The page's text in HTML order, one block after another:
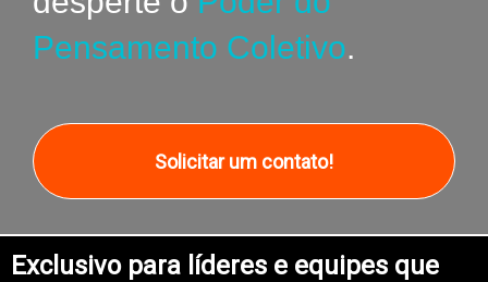
Pensamento Coletivo.
Solicitar um contato!
Exclusivo para líderes e equipes que